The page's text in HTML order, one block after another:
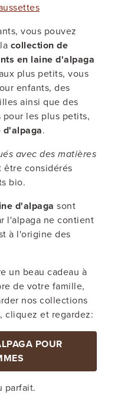
vous pouvez
collection de
en laine d'alpaga
plus petits, vous
enfants, des
ainsi que des
les plus petits,
d'alpaga.
avec des matières
être considérés
bio.
d'alpaga sont
l'alpaga ne contient
à l'origine des
un beau cadeau à
de votre famille,
nos collections
cliquez et regardez:
POUR
parfait.